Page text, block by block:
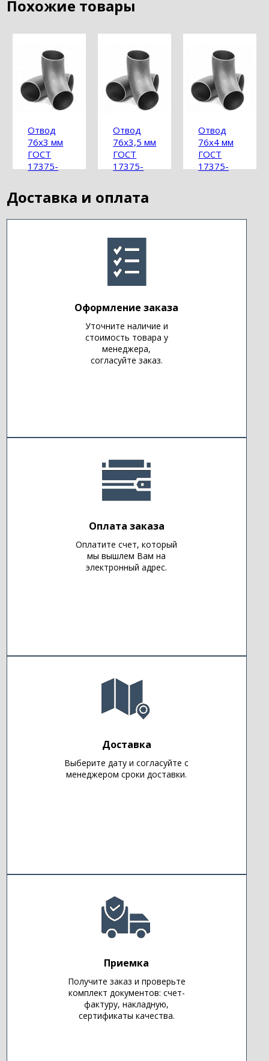
Похожие товары
Отвод
76х3 мм
ГОСТ
17375-
Отвод
76х3,5 мм
ГОСТ
17375-
Отвод
76х4 мм
ГОСТ
17375-
Доставка и оплата
Оформление заказа
Уточните наличие и
стоимость товара у
менеджера,
согласуйте заказ.
Оплата заказа
Оплатите счет, который
мы вышлем Вам на
электронный адрес.
Доставка
Выберите дату и согласуйте с
менеджером сроки доставки.
Приемка
Получите заказ и проверьте
комплект документов: счет-
фактуру, накладную,
сертификаты качества.